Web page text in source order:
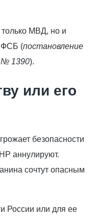
МВД, но и
ФСБ (постановление
№ 1390).
или его
безопасности
аннулируют.
сочтут опасным
России или для ее